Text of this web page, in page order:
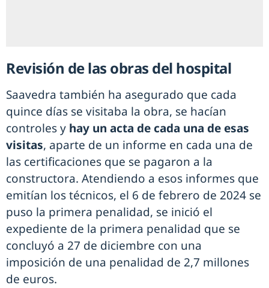
Revisión de las obras del hospital
Saavedra también ha asegurado que cada
quince días se visitaba la obra, se hacían
controles y hay un acta de cada una de esas
visitas, aparte de un informe en cada una de
las certificaciones que se pagaron a la
constructora. Atendiendo a esos informes que
emitían los técnicos, el 6 de febrero de 2024 se
puso la primera penalidad, se inició el
expediente de la primera penalidad que se
concluyó a 27 de diciembre con una
imposición de una penalidad de 2,7 millones
de euros.